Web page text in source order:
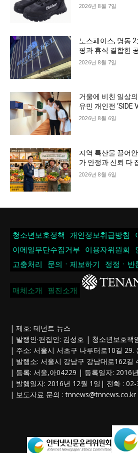
2026년 8월 7일
노스페이스, 명동
핑과 휴식 결합한
2026년 8월 7일
거울에 비친 일상
유민 개인전 ‘SIDE
2026년 8월 6일
지역 특산물 끌어
가 안정과 신뢰 다
2026년 8월 6일
청소년보호정책 개인정보취급방침
이메일무단수집거부
이용자위원회
고충처리
문의ㆍ제보하기 정정ㆍ반
매체소개 필진소개
| 제호: 테넌트 뉴스
| 발행인·편집인: 김성호 | 청소년보호책
| 주소: 서울시 서초구 나루터로10길 29.
| 발행소: 서울시 강남구 강남대로162길
| 등록: 서울,아04229 | 등록일자: 2016
| 발행일자: 2016년 12월 1일| 전화 :
| 보도자료 문의 :tnnews@tnnews.co.kr